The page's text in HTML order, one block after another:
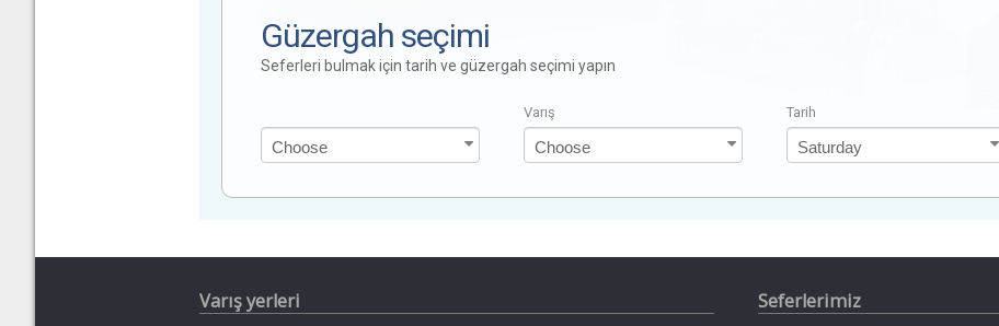
Güzergah seçimi
Seferleri bulmak için tarih ve güzergah seçimi yapın
Varış Tarih
Varış yerleri Seferlerimiz